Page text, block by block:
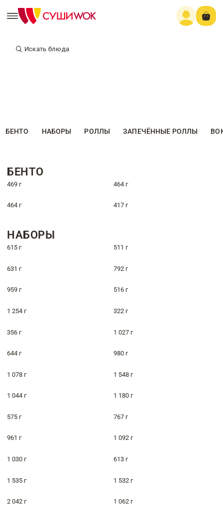
Искать блюда
БЕНТО НАБОРЫ РОЛЛЫ ЗАПЕЧЁННЫЕ РОЛЛЫ
БЕНТО
469 г 464 г
464 г 417 г
НАБОРЫ
615 г 511 г
631 г 792 г
959 г 516 г
1 254 г 322 г
356 г 1 027 г
644 г 980 г
1 078 г 1 548 г
1 044 г 1 180 г
575 г 767 г
961 г 1 092 г
1 030 г 613 г
1 535 г 1 532 г
2 042 г 1 062 г